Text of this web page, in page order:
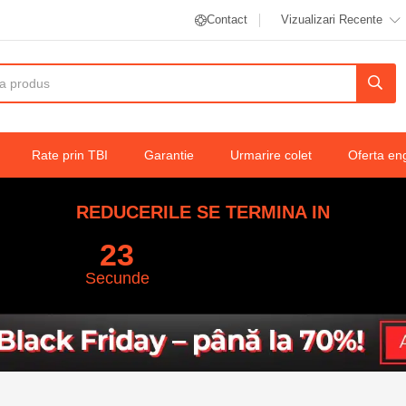
Contact Vizualizari Recente
Rate prin TBI Garantie Urmarire colet Oferta
REDUCERILE SE TERMINA IN
22
Secunde